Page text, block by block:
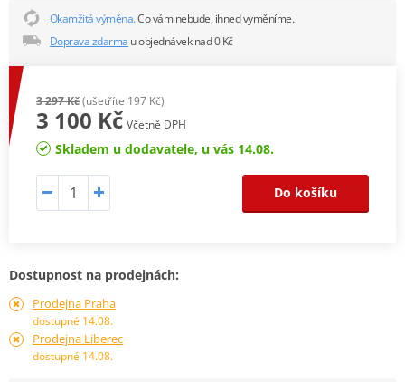
Okamžitá výměna.Co vám nebude, ihned vyměníme.
Doprava zdarma u objednávek nad 0 Kč
3 297 Kč(ušetříte 197 Kč)
3 100 Kč Včetně DPH
Skladem u dodavatele, u vás 14.08.
Do košíku
Dostupnost na prodejnách:
Prodejna Praha
dostupné 14.08.
Prodejna Liberec
dostupné 14.08.